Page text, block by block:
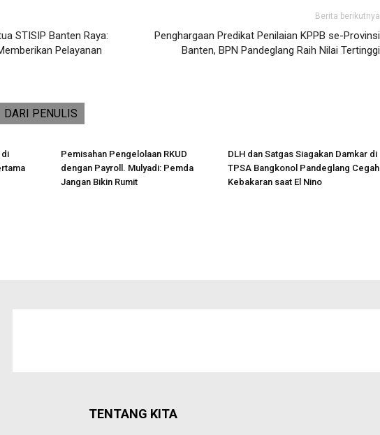
STISIP Banten Raya:
Pelayanan
Berita berikutnya
Penghargaan Predikat Penilaian KPPB se-Provinsi
Banten, BPN Pandeglang Raih Nilai Tertinggi
DARI PENULIS
di
Pemisahan Pengelolaan RKUD
dengan Payroll. Mulyadi: Pemda
Jangan Bikin Rumit
DLH dan Satgas Siagakan Damkar di
TPSA Bangkonol Pandeglang Cegah
Kebakaran saat El Nino
TENTANG KITA